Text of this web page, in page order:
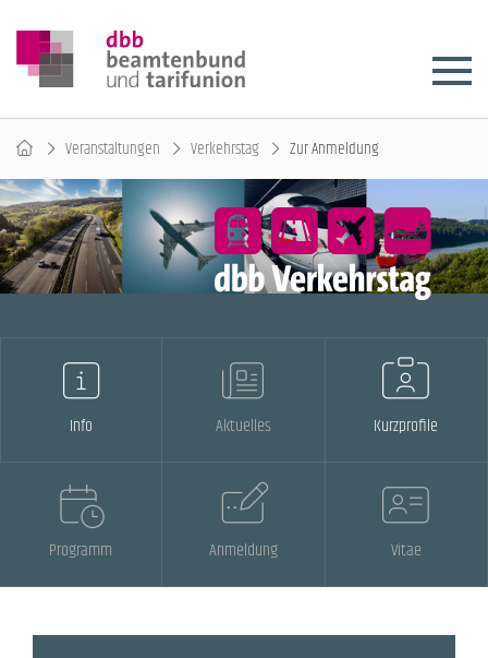
Veranstaltungen Verkehrstag Zur Anmeldung
Info Aktuelles Kurzprofile
Programm Anmeldung Vitae